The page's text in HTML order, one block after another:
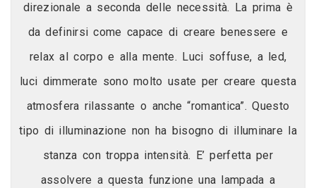
direzionale a seconda delle necessità. La prima è
da definirsi come capace di creare benessere e
relax al corpo e alla mente. Luci soffuse, a led,
luci dimmerate sono molto usate per creare questa
atmosfera rilassante o anche “romantica”. Questo
tipo di illuminazione non ha bisogno di illuminare la
stanza con troppa intensità. E’ perfetta per
assolvere a questa funzione una lampada a